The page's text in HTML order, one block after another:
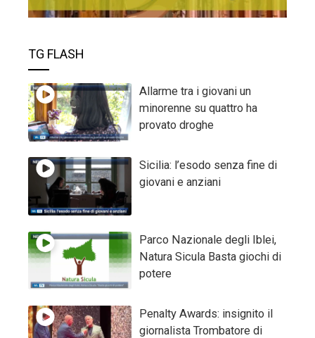
TG FLASH
Allarme tra i giovani un
minorenne su quattro ha
provato droghe
Sicilia: l’esodo senza fine di
giovani e anziani
Parco Nazionale degli Iblei,
Natura Sicula Basta giochi di
potere
Penalty Awards: insignito il
giornalista Trombatore di